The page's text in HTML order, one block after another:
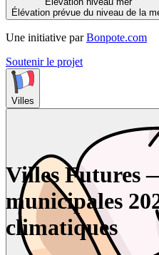
Élévation prévue du niveau de la
Une initiative par Bonpote.com
Soutenir le projet
Villes
Villes Futures
municipales
climatiques